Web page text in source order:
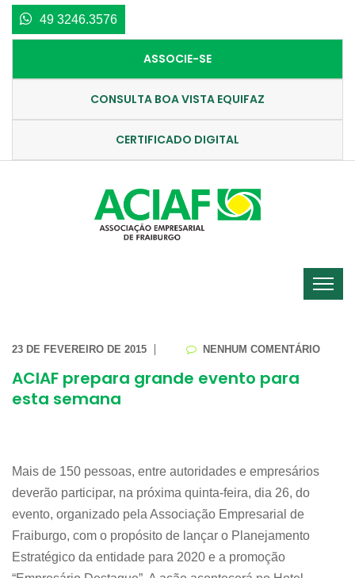
49 3246.3576
ASSOCIE-SE
CONSULTA BOA VISTA EQUIFAZ
CERTIFICADO DIGITAL
23 DE FEVEREIRO DE 2015 NENHUM COMENTÁRIO
ACIAF prepara grande evento para
esta semana
Mais de 150 pessoas, entre autoridades e empresários
deverão participar, na próxima quinta-feira, dia 26, do
evento, organizado pela Associação Empresarial de
Fraiburgo, com o propósito de lançar o Planejamento
Estratégico da entidade para 2020 e a promoção